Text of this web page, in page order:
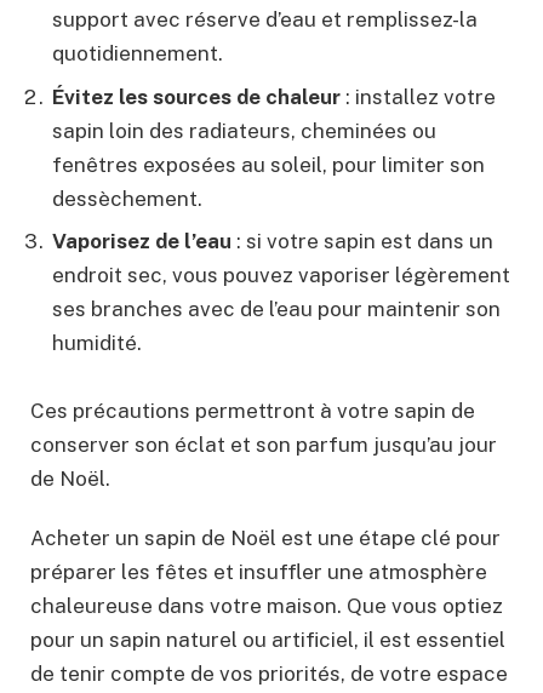
support avec réserve d’eau et remplissez-la
quotidiennement.
Évitez les sources de chaleur : installez votre
sapin loin des radiateurs, cheminées ou
fenêtres exposées au soleil, pour limiter son
dessèchement.
Vaporisez de l’eau : si votre sapin est dans un
endroit sec, vous pouvez vaporiser légèrement
ses branches avec de l’eau pour maintenir son
humidité.
Ces précautions permettront à votre sapin de
conserver son éclat et son parfum jusqu’au jour
de Noël.
Acheter un sapin de Noël est une étape clé pour
préparer les fêtes et insuffler une atmosphère
chaleureuse dans votre maison. Que vous optiez
pour un sapin naturel ou artificiel, il est essentiel
de tenir compte de vos priorités, de votre espace